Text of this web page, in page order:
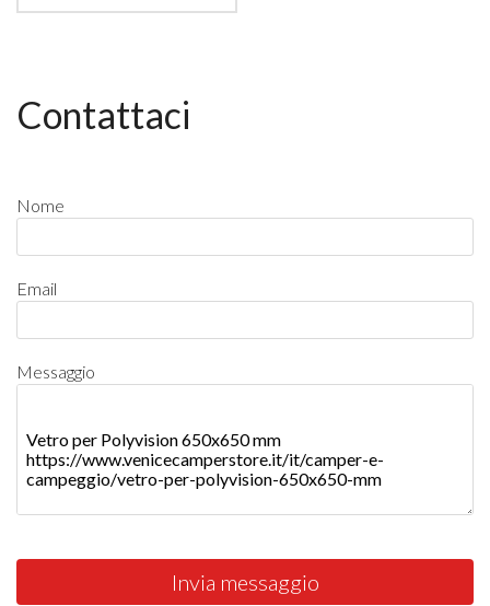
Contattaci
Nome
Email
Messaggio
Invia messaggio